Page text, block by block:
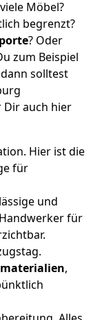
Möbel?
begrenzt?
? Oder
zum Beispiel
solltest
Dir auch hier
Hier ist die
für
und
für
,